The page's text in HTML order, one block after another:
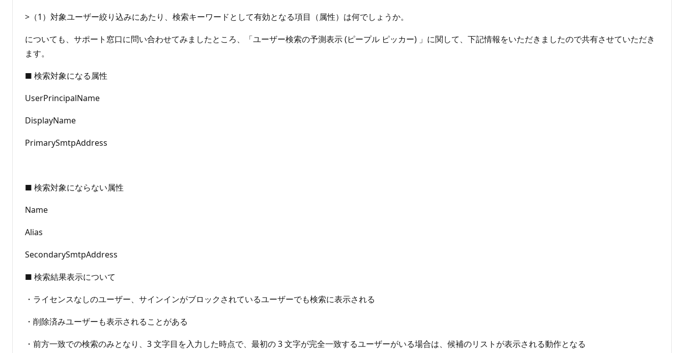
>（1）対象ユーザー絞り込みにあたり、検索キーワードとして有効となる項目（属性）は何でしょうか。
についても、サポート窓口に問い合わせてみましたところ、「ユーザー検索の予測表示 (ピープル ピッカー) 」に関して、下記情報をいただきましたので共有させていただき
ます。
■ 検索対象になる属性​
UserPrincipalName​
DisplayName​
PrimarySmtpAddress​
■ 検索対象にならない属性​
Name​
Alias​
SecondarySmtpAddress​
■ 検索結果表示について
・ライセンスなしのユーザー、サインインがブロックされているユーザーでも検索に表示される
・削除済みユーザーも表示されることがある
・前方一致での検索のみとなり、3 文字目を入力した時点で、最初の 3 文字が完全一致するユーザーがいる場合は、候補のリストが表示される動作となる​